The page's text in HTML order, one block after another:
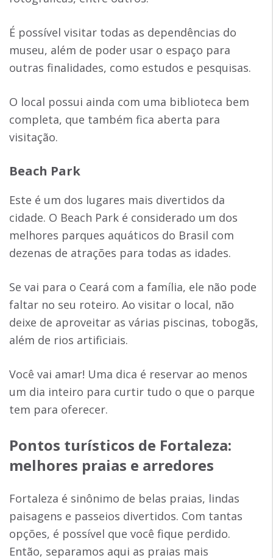
É possível visitar todas as dependências do
museu, além de poder usar o espaço para
outras finalidades, como estudos e pesquisas.
O local possui ainda com uma biblioteca bem
completa, que também fica aberta para
visitação.
Beach Park
Este é um dos lugares mais divertidos da
cidade. O Beach Park é considerado um dos
melhores parques aquáticos do Brasil com
dezenas de atrações para todas as idades.
Se vai para o Ceará com a família, ele não pode
faltar no seu roteiro. Ao visitar o local, não
deixe de aproveitar as várias piscinas, tobogãs,
além de rios artificiais.
Você vai amar! Uma dica é reservar ao menos
um dia inteiro para curtir tudo o que o parque
tem para oferecer.
Pontos turísticos de Fortaleza:
melhores praias e arredores
Fortaleza é sinônimo de belas praias, lindas
paisagens e passeios divertidos. Com tantas
opções, é possível que você fique perdido.
Então, separamos aqui as praias mais